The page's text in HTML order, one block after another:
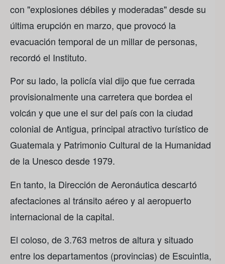
con "explosiones débiles y moderadas" desde su
última erupción en marzo, que provocó la
evacuación temporal de un millar de personas,
recordó el Instituto.
Por su lado, la policía vial dijo que fue cerrada
provisionalmente una carretera que bordea el
volcán y que une el sur del país con la ciudad
colonial de Antigua, principal atractivo turístico de
Guatemala y Patrimonio Cultural de la Humanidad
de la Unesco desde 1979.
En tanto, la Dirección de Aeronáutica descartó
afectaciones al tránsito aéreo y al aeropuerto
internacional de la capital.
El coloso, de 3.763 metros de altura y situado
entre los departamentos (provincias) de Escuintla,